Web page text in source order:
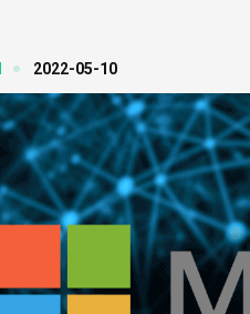
2022-05-10